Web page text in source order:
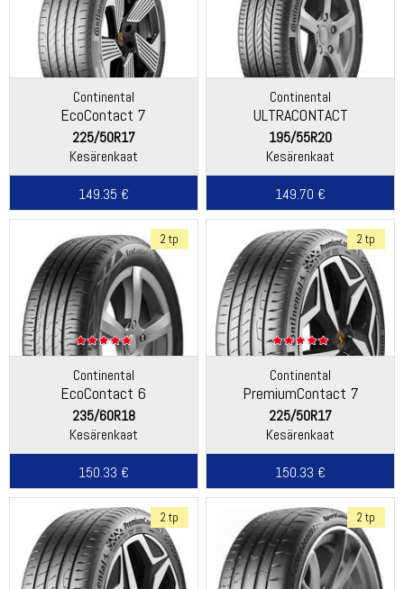
Continental
EcoContact 7
225/50R17
Kesärenkaat
149.35 €
Continental
ULTRACONTACT
195/55R20
Kesärenkaat
149.70 €
2 tp
Continental
EcoContact 6
235/60R18
Kesärenkaat
150.33 €
2 tp
Continental
PremiumContact 7
225/50R17
Kesärenkaat
150.33 €
2 tp 2 tp